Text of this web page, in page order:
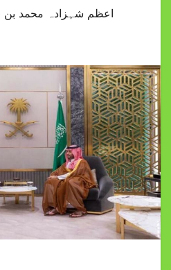
اعظم شہزادہ محمد